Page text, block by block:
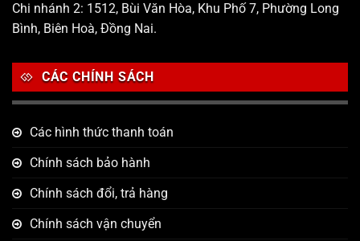
Chi nhánh 2: 1512, Bùi Văn Hòa, Khu Phố 7, Phường Long
Bình, Biên Hoà, Đồng Nai.
CÁC CHÍNH SÁCH
Các hình thức thanh toán
Chính sách bảo hành
Chính sách đổi, trả hàng
Chính sách vận chuyển